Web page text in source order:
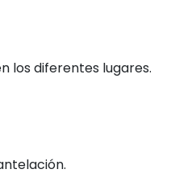
los diferentes lugares.